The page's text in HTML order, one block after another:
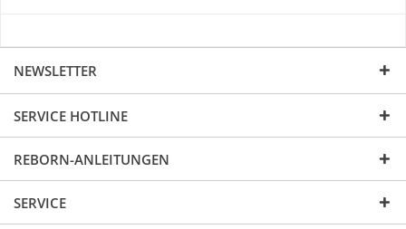
NEWSLETTER
SERVICE HOTLINE
REBORN-ANLEITUNGEN
SERVICE